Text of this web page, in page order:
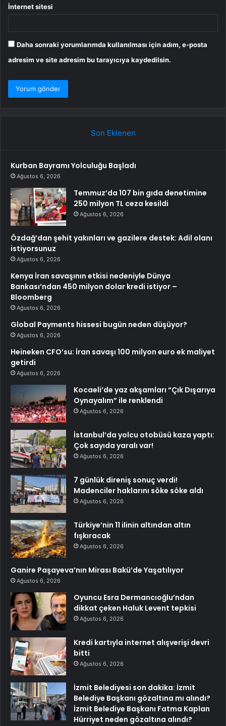
İnternet sitesi
Daha sonraki yorumlarımda kullanılması için adım, e-posta
adresim ve site adresim bu tarayıcıya kaydedilsin.
Son Eklenen
Kurban Bayramı Yolculuğu Başladı
Ağustos 6, 2026
Temmuz’da 107 bin gıda denetimine
250 milyon TL ceza kesildi
Ağustos 6, 2026
Özdağ’dan şehit yakınları ve gazilere destek: Adil olanı
istiyorsunuz
Ağustos 6, 2026
Kenya İran savaşının etkisi nedeniyle Dünya
Bankası’ndan 450 milyon dolar kredi istiyor –
Bloomberg
Ağustos 6, 2026
Global Payments hissesi bugün neden düşüyor?
Ağustos 6, 2026
Heineken CFO’su: İran savaşı 100 milyon euro ek maliyet
getirdi
Ağustos 6, 2026
Kocaeli’de yaz akşamları “Çık Dışarıya
Oynayalım” ile renklendi
Ağustos 6, 2026
İstanbul’da yolcu otobüsü kaza yaptı:
Çok sayıda yaralı var!
Ağustos 6, 2026
7 günlük direniş sonuç verdi!
Madenciler haklarını söke söke aldı
Ağustos 6, 2026
Türkiye’nin 11 ilinin altından altın
fışkıracak
Ağustos 6, 2026
Ganire Paşayeva’nın Mirası Bakü’de Yaşatılıyor
Ağustos 6, 2026
Oyuncu Esra Dermancıoğlu’ndan
dikkat çeken Haluk Levent tepkisi
Ağustos 6, 2026
Kredi kartıyla internet alışverişi devri
bitti
Ağustos 6, 2026
İzmit Belediyesi son dakika: İzmit
Belediye Başkanı gözaltına mı alındı?
İzmit Belediye Başkanı Fatma Kaplan
Hürriyet neden gözaltına alındı?